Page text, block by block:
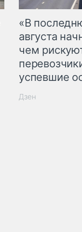
«В
августа
чем
успевшие
Дзен